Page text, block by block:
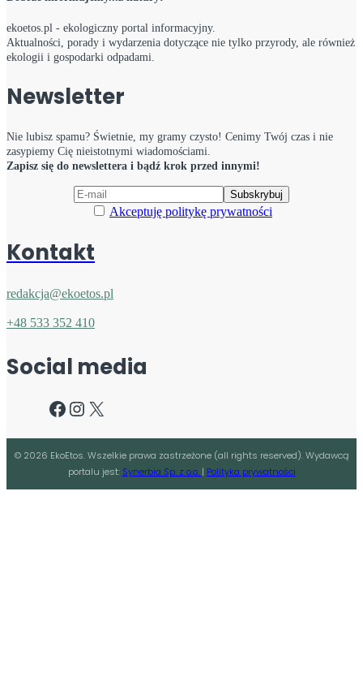
ekoetos.pl - ekologiczny portal informacyjny.
Aktualności, porady i wydarzenia dotyczące nie tylko przyrody, ale również
ekologii i gospodarki odpadami.
Newsletter
Nie lubisz spamu? Świetnie, my gramy czysto! Cenimy Twój czas i nie
zasypiemy Cię nieistotnymi wiadomościami.
Zapisz się do newslettera i bądź krok przed innymi!
Akceptuję politykę prywatności
Kontakt
redakcja@ekoetos.pl
+48 533 352 410
Social media
Facebook
Instagram
X
© 2026 EkoEtos. Wszelkie prawa zastrzeżone (all rights reserved). Wydawcą
portalu jest: Synerbia Sp. z o.o. | Polityka prywatności